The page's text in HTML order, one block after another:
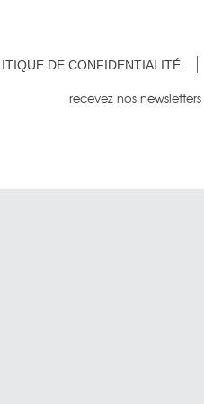
DE CONFIDENTIALITÉ
recevez nos newsletters